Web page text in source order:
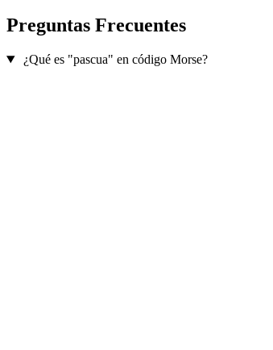
Preguntas Frecuentes
¿Qué es "pascua" en código Morse?